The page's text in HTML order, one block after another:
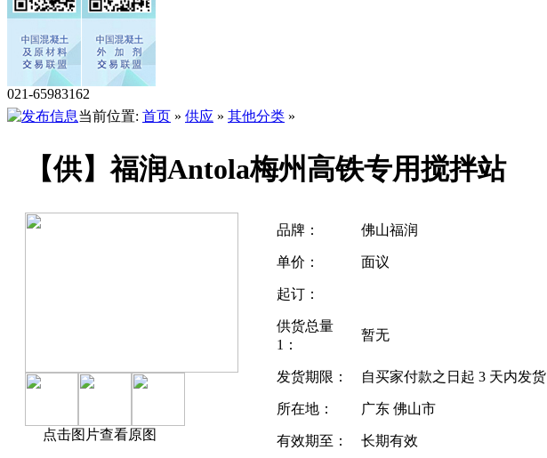
021-65983162
当前位置: 首页 » 供应 » 其他分类 »
【供】福润Antola梅州高铁专用搅拌站
点击图片查看原图
品牌： 佛山福润
单价： 面议
起订：
供货总量
1：
暂无
发货期限： 自买家付款之日起 3 天内发货
所在地： 广东 佛山市
有效期至： 长期有效